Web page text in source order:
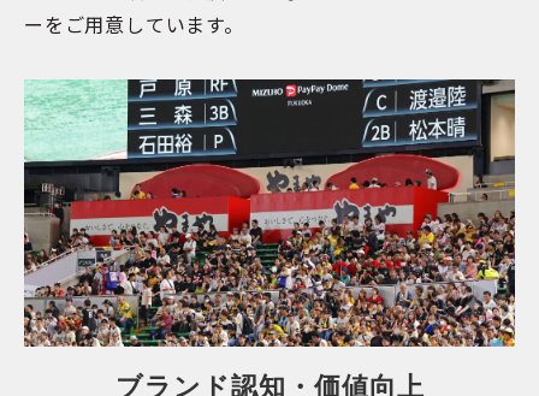
ーをご用意しています。
ブランド認知・価値向上